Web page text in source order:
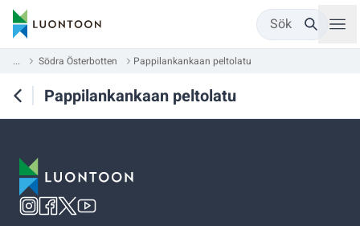
Sök
... Södra Österbotten Pappilankankaan peltolatu
Pappilankankaan peltolatu